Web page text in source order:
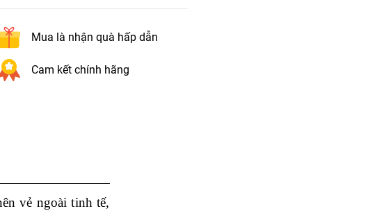
Mua là nhận quà hấp dẫn
Cam kết chính hãng
vẻ ngoài tinh tế,